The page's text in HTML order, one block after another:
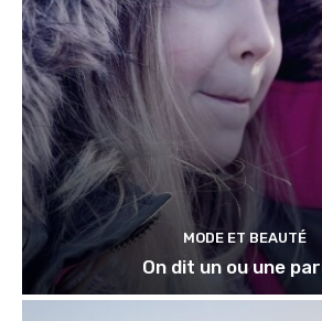
MODE ET BEAUTÉ
On dit un ou une